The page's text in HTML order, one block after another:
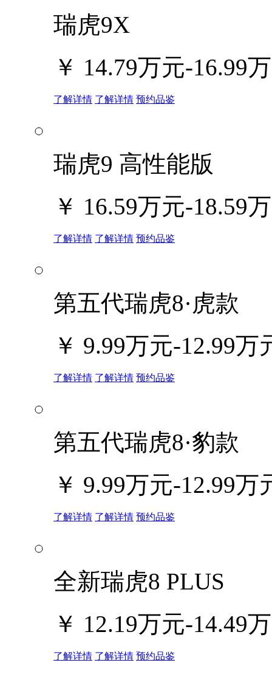
瑞虎9X
￥ 14.79万元-16.99
了解详情 了解详情 预约品鉴
瑞虎9 高性能版
￥ 16.59万元-18.59
了解详情 了解详情 预约品鉴
第五代瑞虎8·虎款
￥ 9.99万元-12.99万
了解详情 了解详情 预约品鉴
第五代瑞虎8·豹款
￥ 9.99万元-12.99万
了解详情 了解详情 预约品鉴
全新瑞虎8 PLUS
￥ 12.19万元-14.49
了解详情 了解详情 预约品鉴